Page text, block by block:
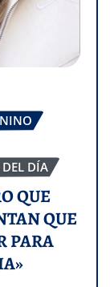
DEL DÍA
QUE
QUE
PARA